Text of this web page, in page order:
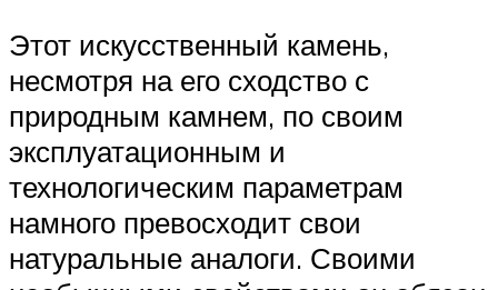
Этот искусственный камень,
несмотря на его сходство с
природным камнем, по своим
эксплуатационным и
технологическим параметрам
намного превосходит свои
натуральные аналоги. Своими